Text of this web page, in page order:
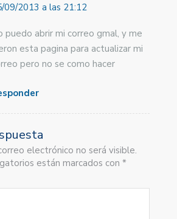
09/2013 a las 21:12
puedo abrir mi correo gmal, y me
esta pagina para actualizar mi
pero no se como hacer
electrónico no será visible.
están marcados con *